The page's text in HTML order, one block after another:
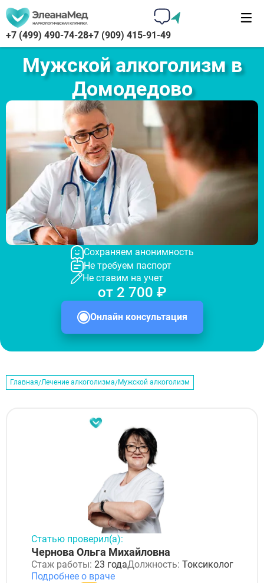
+7 (499) 490-74-28+7 (909) 415-91-49
Мужской алкоголизм в
Домодедово
Сохраняем анонимность
Не требуем паспорт
Не ставим на учет
Онлайн консультация
от 2 700 ₽
Главная Лечение алкоголизма Мужской алкоголизм
Статью проверил(а):
Чернова Ольга Михайловна
Стаж работы: 23 годаДолжность: Токсиколог
Подробнее о враче